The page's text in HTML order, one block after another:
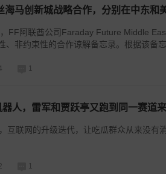
海马创新城战略合作，分别在中东和
FF阿联酋公司Faraday Future Middle
、非约束性的合作谅解备忘录。根据该备
1
人，雷军和贾跃亭又跑到同一赛道
互联网的升级迭代，让吃瓜群众从来没有消
1